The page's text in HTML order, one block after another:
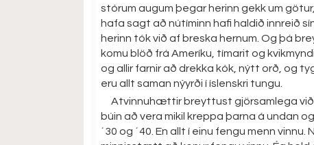
stórum augum þegar herinn gekk um
hafa sagt að nútíminn hafi haldið innreið
herinn tók við af breska hernum. Og þá
komu blöð frá Ameríku, tímarit og
og allir farnir að drekka kók, nýtt orð, og
eru allt saman nýyrði í íslenskri tungu.
Atvinnuhættir breyttust gjörsamlega við
búin að vera mikil kreppa þarna á undan
´30 og ´40. En allt í einu fengu menn